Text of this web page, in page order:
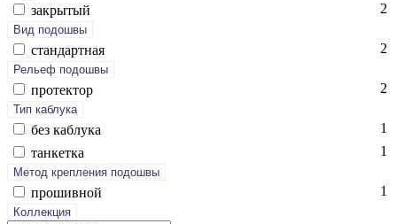
зак­ры­тый 2
Вид подошвы
стан­дарт­ная 2
Рельеф подошвы
про­тек­тор 2
Тип каблука
без каб­лу­ка
1
тан­кетка
1
Метод крепления подошвы
про­шив­ной 1
Коллекция